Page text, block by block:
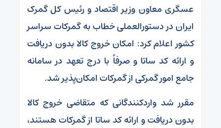
عسگری معاون وزیر اقتصاد و رئیس کل گمرک
ایران در دستورالعملی خطاب به گمرکات سراسر
کشور اعلام کرد: امکان خروج کالا بدون دریافت
و ارائه کد ساتا و صرفاً با درج تعهد در سامانه
جامع امور گمرکی از گمرکات امکان‌پذیر شد.
مقرر شد واردکنندگانی که متقاضی خروج کالا
بدون دریافت و ارائه کد ساتا از گمرکات هستند،